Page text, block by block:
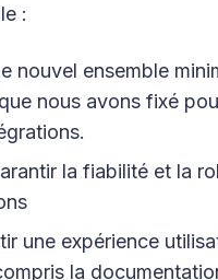
:
nouvel ensemble
nous avons fixé
la fiabilité et la
une expérience
la